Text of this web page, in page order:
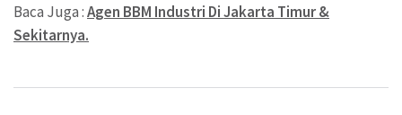
Baca Juga :Agen BBM Industri Di Jakarta Timur &
Sekitarnya.